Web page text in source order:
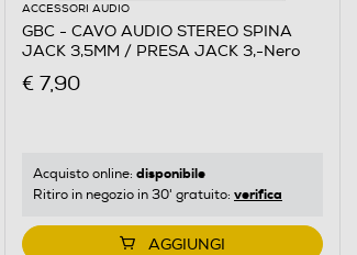
ACCESSORI AUDIO
GBC - CAVO AUDIO STEREO SPINA
JACK 3,5MM / PRESA JACK 3,-Nero
€ 7,90
Acquisto online: disponibile
Ritiro in negozio in 30' gratuito: verifica
AGGIUNGI